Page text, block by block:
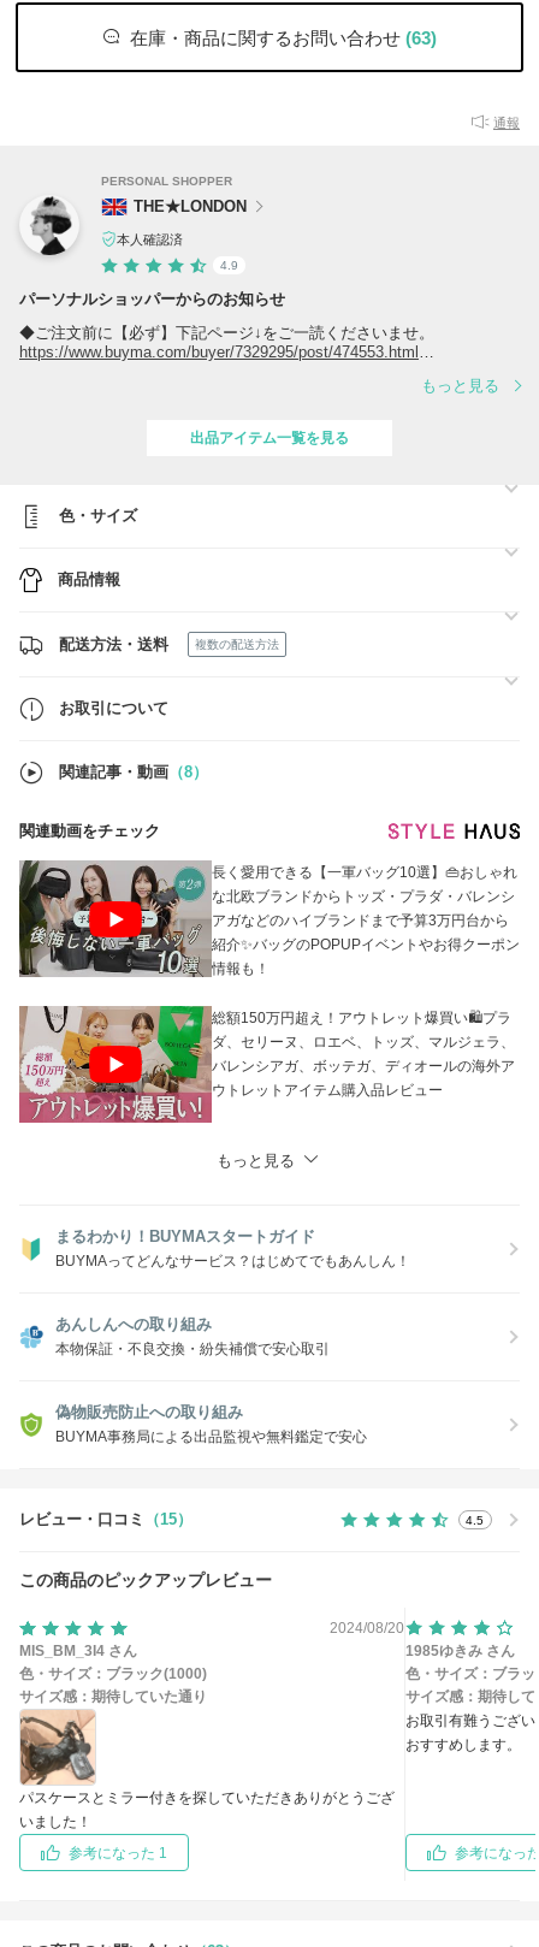
在庫・商品に関するお問い合わせ (63)
通報
PERSONAL SHOPPER
THE★LONDON
本人確認済
4.9
パーソナルショッパーからのお知らせ
◆ご注文前に【必ず】下記ページ↓をご一読くださいませ。
https://www.buyma.com/buyer/7329295/post/474553.html
※期限：2026年-月-日(日)終日まで
◆各ブランドのハンガーについて
ご注文の際はお問合せください。
もっと見る
出品アイテム一覧を見る
色・サイズ
商品情報
配送方法・送料 複数の配送方法
お取引について
関連記事・動画 （8）
関連動画をチェック
長く愛用できる【一軍バッグ10選】👜おしゃれ
な北欧ブランドからトッズ・プラダ・バレンシ
アガなどのハイブランドまで予算3万円台から
紹介✨バッグのPOPUPイベントやお得クーポン
情報も！
総額150万円超え！アウトレット爆買い🛍プラ
ダ、セリーヌ、ロエベ、トッズ、マルジェラ、
バレンシアガ、ボッテガ、ディオールの海外ア
ウトレットアイテム購入品レビュー
もっと見る
まるわかり！BUYMAスタートガイド
BUYMAってどんなサービス？はじめてでもあんしん！
あんしんへの取り組み
本物保証・不良交換・紛失補償で安心取引
偽物販売防止への取り組み
BUYMA事務局による出品監視や無料鑑定で安心
レビュー・口コミ （15） 4.5
この商品のピックアップレビュー
2024/08/20
MIS_BM_3I4 さん
色・サイズ： ブラック(1000)
サイズ感： 期待していた通り
パスケースとミラー付きを探していただきありがとうござ
いました！
参考になった 1
1985ゆきみ さん
色・サイズ： ブラッ
サイズ感： 期待して
お取引有難うござ
おすすめします。
参考になっ